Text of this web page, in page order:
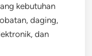
kebutuhan
daging,
dan